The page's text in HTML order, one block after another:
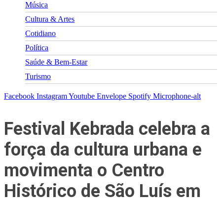
Música
Cultura & Artes
Cotidiano
Política
Saúde & Bem-Estar
Turismo
Facebook InstagramYoutube Envelope Spotify Microphone-alt
Festival Kebrada celebra a
força da cultura urbana e
movimenta o Centro
Histórico de São Luís em